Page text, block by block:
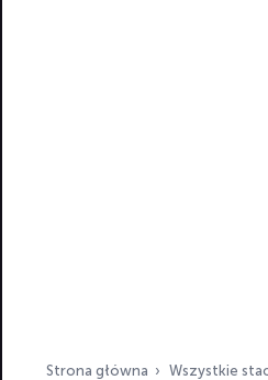
Strona główna Wszystkie